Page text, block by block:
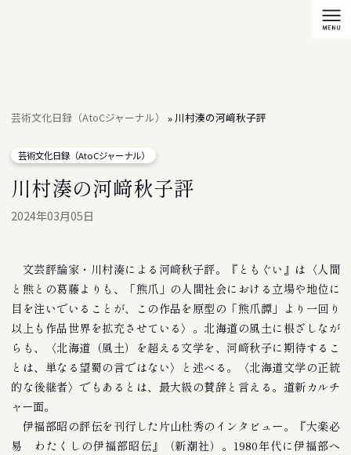
芸術文化日録（AtoCジャーナル） » 川村湊の河﨑秋子評
芸術文化日録（AtoCジャーナル）
川村湊の河﨑秋子評
2024年03月05日
文芸評論家・川村湊による河﨑秋子評。『ともぐい』は〈人間
と熊との葛藤よりも、「熊爪」の人間社会における立場や地位に
目を注いでいることが、この作品を原型の「熊爪譚」より一回り
以上も作品世界を拡充させている〉。北海道の風土に根ざしなが
らも、〈北海道（風土）を超える文学を、河﨑秋子に期待するこ
とは、単なる望蜀の言ではない〉と述べる。〈北海道文学の正統
的な後継者〉でもあるとは、最大級の賛辞と言える。道新カルチ
ャー面。
伊福部昭の評伝を刊行した片山杜秀のインタビュー。『大楽必
易 わたくしの伊福部昭伝』（新潮社）。1980年代に伊福部へ